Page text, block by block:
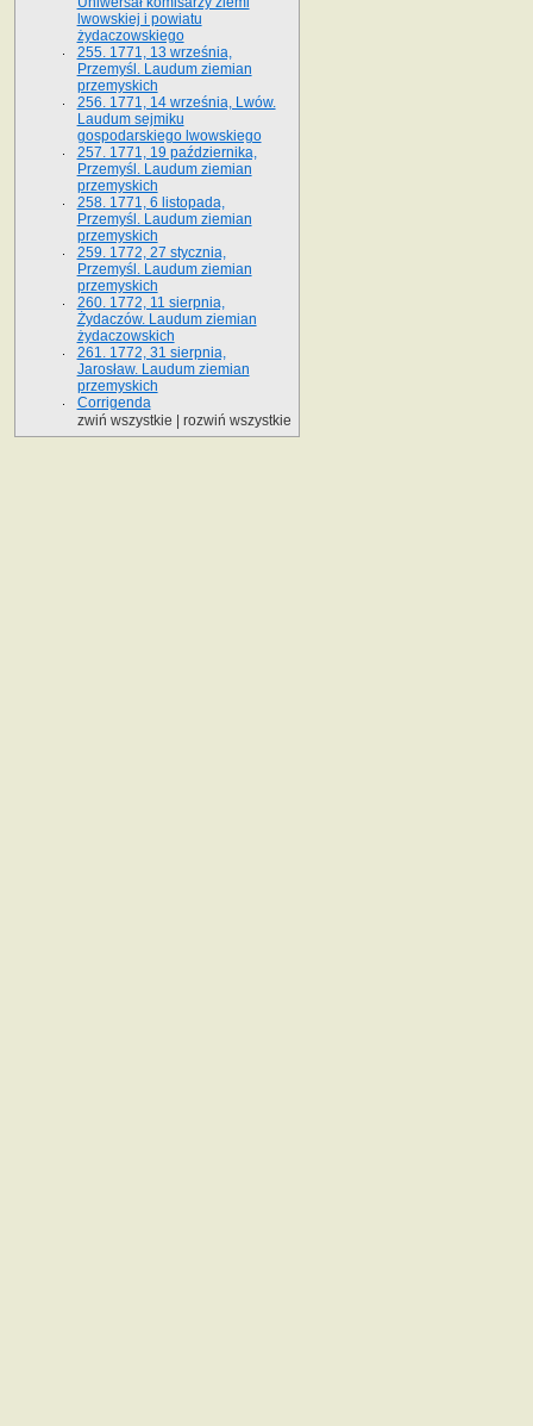
lwowskiej i powiatu
żydaczowskiego
255. 1771, 13 września,
Przemyśl. Laudum ziemian
przemyskich
256. 1771, 14 września, Lwów.
Laudum sejmiku
gospodarskiego lwowskiego
257. 1771, 19 października,
Przemyśl. Laudum ziemian
przemyskich
258. 1771, 6 listopada,
Przemyśl. Laudum ziemian
przemyskich
259. 1772, 27 stycznia,
Przemyśl. Laudum ziemian
przemyskich
260. 1772, 11 sierpnia,
Żydaczów. Laudum ziemian
żydaczowskich
261. 1772, 31 sierpnia,
Jarosław. Laudum ziemian
przemyskich
Corrigenda
zwiń wszystkie
rozwiń wszystkie